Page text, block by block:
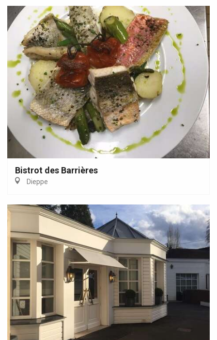
Bistrot des Barrières
Dieppe